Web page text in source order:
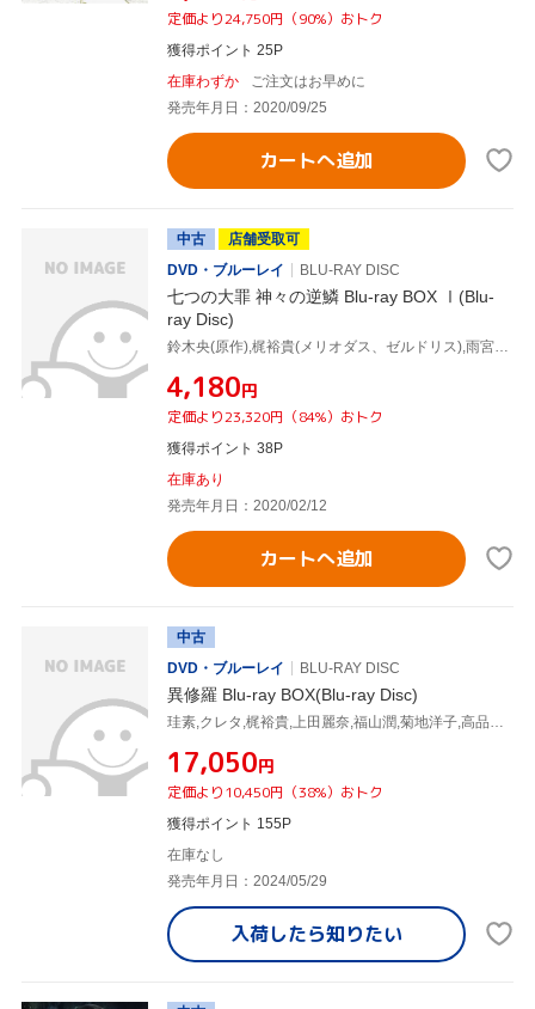
定価より24,750円（90%）おトク
獲得ポイント 25P
在庫わずか
ご注文はお早めに
発売年月日：2020/09/25
カートへ追加
中古
店舗受取可
DVD・ブルーレイ
BLU-RAY DISC
七つの大罪 神々の逆鱗 Blu-ray BOX Ⅰ(Blu-
ray Disc)
鈴木央(原作),梶裕貴(メリオダス、ゼルドリス),雨宮天(エリザベス),久野美咲(ホーク),澤野弘之(音楽),KOHTA YAMAMOTO(音楽),和田貴史(音楽)
¥4,180円
定価より23,320円（84%）おトク
獲得ポイント 38P
在庫あり
発売年月日：2020/02/12
カートへ追加
中古
DVD・ブルーレイ
BLU-RAY DISC
異修羅 Blu-ray BOX(Blu-ray Disc)
¥17,050円
定価より10,450円（38%）おトク
獲得ポイント 155P
在庫なし
発売年月日：2024/05/29
入荷したら知りたい